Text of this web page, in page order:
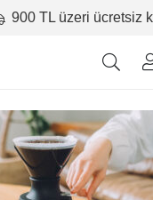
900 TL üzeri ücretsiz